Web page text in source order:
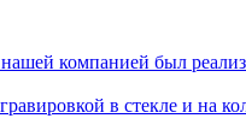
компанией был
в стекле и на